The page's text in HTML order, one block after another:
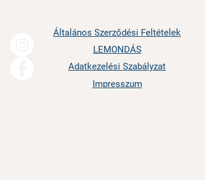
Általános Szerződési Feltételek
LEMONDÁS
Adatkezelési Szabályzat
Impresszum